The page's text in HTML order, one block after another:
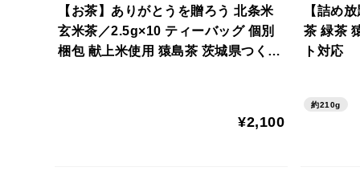
【お茶】ありがとうを贈ろう 北条米
玄米茶／2.5g×10 ティーバッグ 個別
梱包 献上米使用 猿島茶 茨城県つくば
¥2,100
【詰め
茶 緑茶
ト対応
約210g